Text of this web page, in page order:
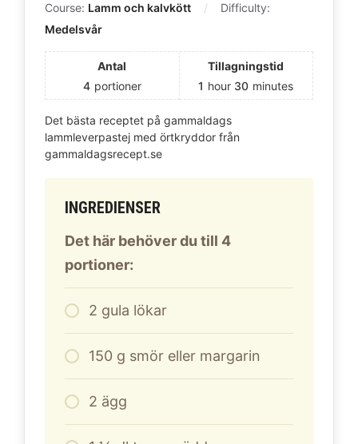
Course: Lamm och kalvkött
Difficulty:
Medelsvår
Antal
4 portioner
Tillagningstid
1 hour 30 minutes
Det bästa receptet på gammaldags
lammleverpastej med örtkryddor från
gammaldagsrecept.se
INGREDIENSER
Det här behöver du till 4
portioner:
2 gula lökar
150 g smör eller margarin
2 ägg